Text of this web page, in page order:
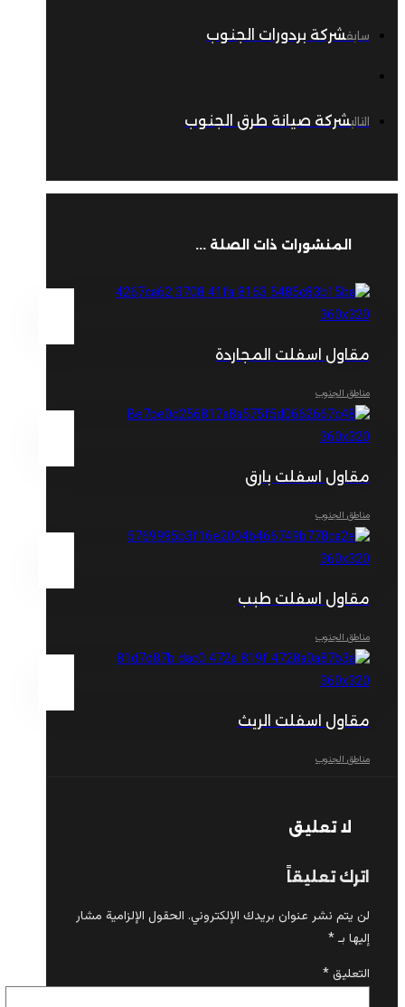
سابقشركة بردورات الجنوب
التاليشركة صيانة طرق الجنوب
المنشورات ذات الصلة ...
مقاول اسفلت المجاردة
مناطق الجنوب
مقاول اسفلت بارق
مناطق الجنوب
مقاول اسفلت طبب
مناطق الجنوب
مقاول اسفلت الريث
مناطق الجنوب
لا تعليق
اترك تعليقاً
لن يتم نشر عنوان بريدك الإلكتروني. الحقول الإلزامية مشار
إليها بـ*
التعليق*